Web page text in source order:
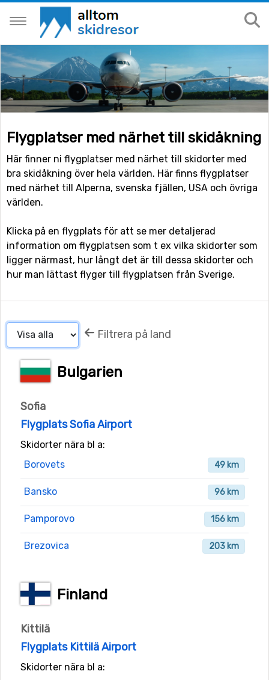
Flygplatser med närhet till skidåkning
Här finner ni flygplatser med närhet till skidorter med
bra skidåkning över hela världen. Här finns flygplatser
med närhet till Alperna, svenska fjällen, USA och övriga
världen.
Klicka på en flygplats för att se mer detaljerad
information om flygplatsen som t ex vilka skidorter som
ligger närmast, hur långt det är till dessa skidorter och
hur man lättast flyger till flygplatsen från Sverige.
Filtrera på land
Bulgarien
Sofia
Flygplats Sofia Airport
Skidorter nära bl a:
Borovets
49 km
Bansko 96 km
Pamporovo 156 km
Brezovica 203 km
Finland
Kittilä
Flygplats Kittilä Airport
Skidorter nära bl a: